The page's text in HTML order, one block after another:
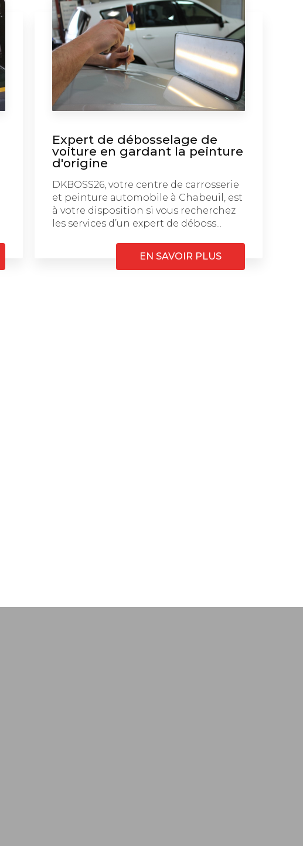
Expert de débosselage de
voiture en gardant la peinture
d'origine
DKBOSS26, votre centre de carrosserie
et peinture automobile à Chabeuil, est
à votre disposition si vous recherchez
les services d’un expert de déboss...
EN SAVOIR PLUS